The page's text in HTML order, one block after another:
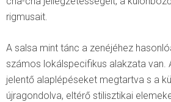
rigmusait.
A salsa mint tánc a zenéjéhez
számos lokálspecifikus alakzata van.
jelentő alaplépéseket megtartva s a
újragondolva, eltérő stilisztikai